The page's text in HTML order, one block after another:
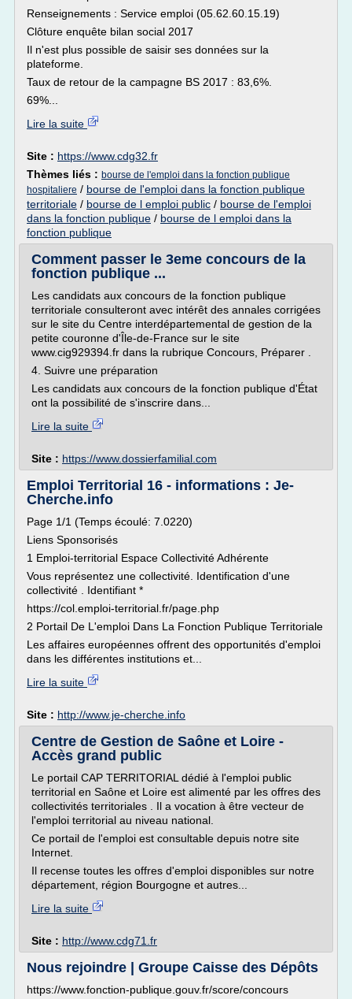
Renseignements : Service emploi (05.62.60.15.19)
Clôture enquête bilan social 2017
Il n'est plus possible de saisir ses données sur la
plateforme.
Taux de retour de la campagne BS 2017 : 83,6%.
69%...
Lire la suite
Site : https://www.cdg32.fr
Thèmes liés : bourse de l'emploi dans la fonction publique
hospitaliere / bourse de l'emploi dans la fonction publique
territoriale / bourse de l emploi public / bourse de l'emploi
dans la fonction publique / bourse de l emploi dans la
fonction publique
Comment passer le 3eme concours de la
fonction publique ...
Les candidats aux concours de la fonction publique
territoriale consulteront avec intérêt des annales corrigées
sur le site du Centre interdépartemental de gestion de la
petite couronne d'Île-de-France sur le site
www.cig929394.fr dans la rubrique Concours, Préparer .
4. Suivre une préparation
Les candidats aux concours de la fonction publique d'État
ont la possibilité de s'inscrire dans...
Lire la suite
Site : https://www.dossierfamilial.com
Emploi Territorial 16 - informations : Je-
Cherche.info
Page 1/1 (Temps écoulé: 7.0220)
Liens Sponsorisés
1 Emploi-territorial Espace Collectivité Adhérente
Vous représentez une collectivité. Identification d'une
collectivité . Identifiant *
https://col.emploi-territorial.fr/page.php
2 Portail De L'emploi Dans La Fonction Publique Territoriale
Les affaires européennes offrent des opportunités d'emploi
dans les différentes institutions et...
Lire la suite
Site : http://www.je-cherche.info
Centre de Gestion de Saône et Loire -
Accès grand public
Le portail CAP TERRITORIAL dédié à l'emploi public
territorial en Saône et Loire est alimenté par les offres des
collectivités territoriales . Il a vocation à être vecteur de
l'emploi territorial au niveau national.
Ce portail de l'emploi est consultable depuis notre site
Internet.
Il recense toutes les offres d'emploi disponibles sur notre
département, région Bourgogne et autres...
Lire la suite
Site : http://www.cdg71.fr
Nous rejoindre | Groupe Caisse des Dépôts
https://www.fonction-publique.gouv.fr/score/concours